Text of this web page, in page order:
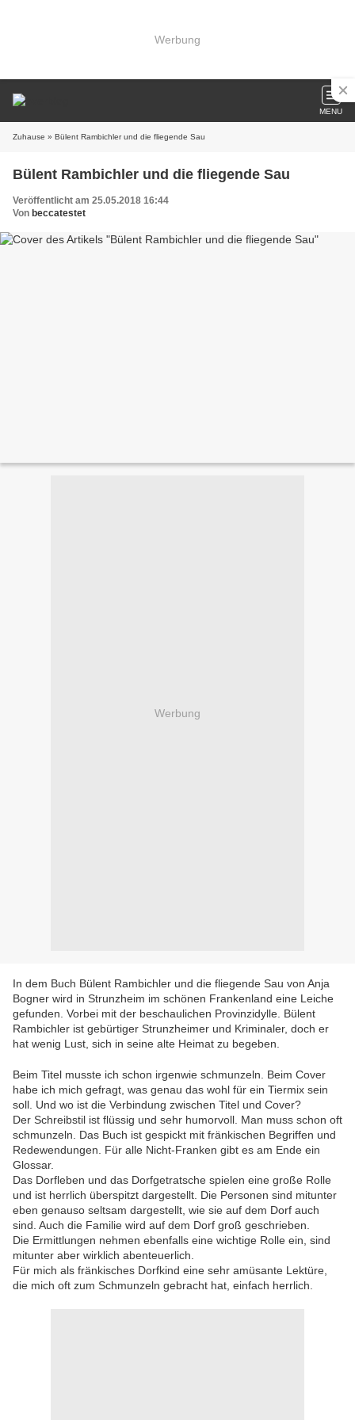
Werbung
MENU
Zuhause » Bülent Rambichler und die fliegende Sau
Bülent Rambichler und die fliegende Sau
Veröffentlicht am 25.05.2018 16:44
Von beccatestet
Werbung
In dem Buch Bülent Rambichler und die fliegende Sau von Anja
Bogner wird in Strunzheim im schönen Frankenland eine Leiche
gefunden. Vorbei mit der beschaulichen Provinzidylle. Bülent
Rambichler ist gebürtiger Strunzheimer und Kriminaler, doch er
hat wenig Lust, sich in seine alte Heimat zu begeben.
Beim Titel musste ich schon irgenwie schmunzeln. Beim Cover
habe ich mich gefragt, was genau das wohl für ein Tiermix sein
soll. Und wo ist die Verbindung zwischen Titel und Cover?
Der Schreibstil ist flüssig und sehr humorvoll. Man muss schon oft
schmunzeln. Das Buch ist gespickt mit fränkischen Begriffen und
Redewendungen. Für alle Nicht-Franken gibt es am Ende ein
Glossar.
Das Dorfleben und das Dorfgetratsche spielen eine große Rolle
und ist herrlich überspitzt dargestellt. Die Personen sind mitunter
eben genauso seltsam dargestellt, wie sie auf dem Dorf auch
sind. Auch die Familie wird auf dem Dorf groß geschrieben.
Die Ermittlungen nehmen ebenfalls eine wichtige Rolle ein, sind
mitunter aber wirklich abenteuerlich.
Für mich als fränkisches Dorfkind eine sehr amüsante Lektüre,
die mich oft zum Schmunzeln gebracht hat, einfach herrlich.